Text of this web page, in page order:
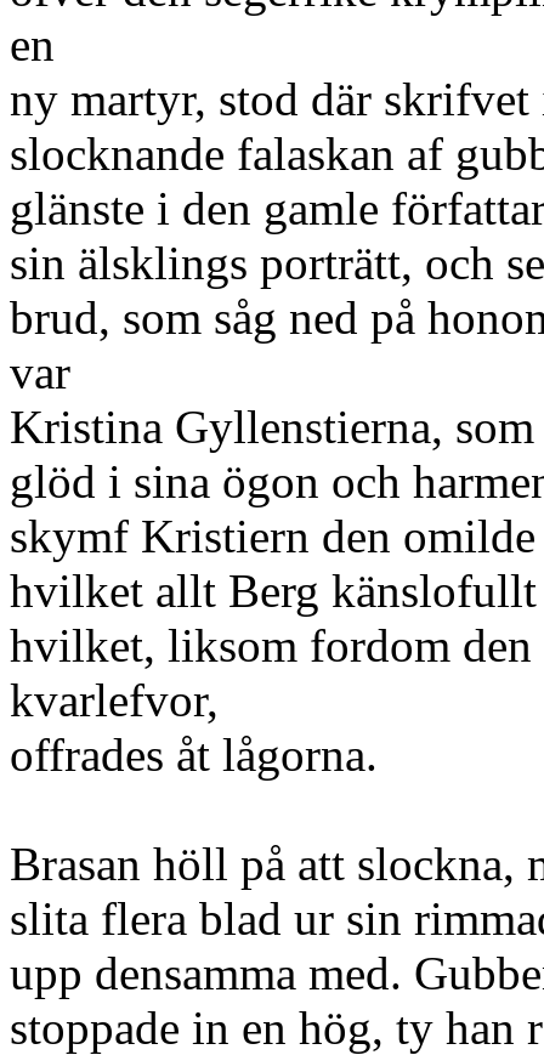
en
ny martyr, stod där
slocknande falaskan af
glänste i den gamle
sin älsklings porträtt, och
brud, som såg ned på
var
Kristina Gyllenstierna,
glöd i sina ögon och
skymf Kristiern den omilde
hvilket allt Berg
hvilket, liksom fordom den
kvarlefvor,
offrades åt lågorna.
Brasan höll på att slockna,
slita flera blad ur sin
upp densamma med.
stoppade in en hög, ty han